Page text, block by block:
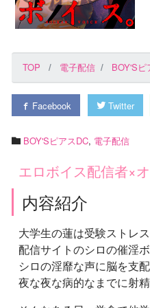
TOP 電子配信 BOY'Sピ
Facebook Twitter
BOY'SピアスDC, 電子配信
エロボイス配信者×
内容紹介
大学生の蓮は受験ストレ
配信サイトのシロの催淫
シロの淫靡な声に脳を支配
夜な夜な病的なまでに射